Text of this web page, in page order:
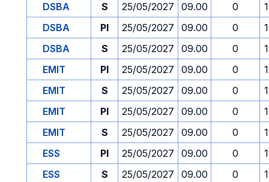
DSBA
S 25/05/2027 09.00 0
DSBA
PI 25/05/2027 09.00 0
DSBA
S 25/05/2027 09.00 0
EMIT
PI 25/05/2027 09.00 0
EMIT
S 25/05/2027 09.00 0
EMIT
PI 25/05/2027 09.00 0
EMIT
S 25/05/2027 09.00 0
ESS
PI 25/05/2027 09.00 0
ESS
S 25/05/2027 09.00 0